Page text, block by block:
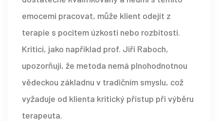
emocemi pracovat, může klient odejít z
terapie s pocitem úzkosti nebo rozbitosti.
Kritici, jako například prof. Jiří Raboch,
upozorňují, že metoda nemá plnohodnotnou
vědeckou základnu v tradičním smyslu, což
vyžaduje od klienta kritický přístup při výběru
terapeuta.